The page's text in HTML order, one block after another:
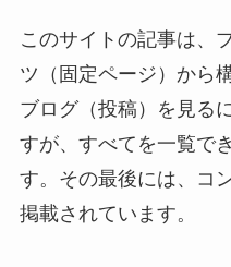
このサイトの記事は、
ツ（固定ページ）から
ブログ（投稿）を見る
すが、すべてを一覧で
す。その最後には、コ
掲載されています。